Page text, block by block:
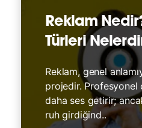
Reklam
Türleri
Reklam, genel
projedir.
daha ses getirir;
ruh girdiğind..